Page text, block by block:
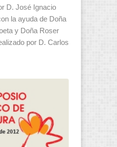
D. José Ignacio
la ayuda de Doña
y Doña Roser
por D. Carlos